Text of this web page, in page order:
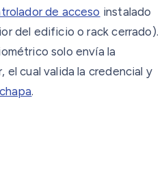
de acceso instalado
del edificio o rack cerrado).
solo envía la
el cual valida la credencial y
chapa.